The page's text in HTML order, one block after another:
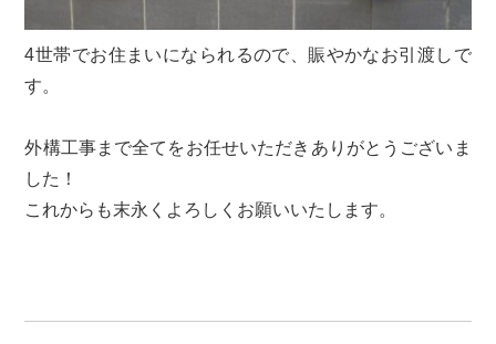
4世帯でお住まいになられるので、賑やかなお引渡しで
す。
外構工事まで全てをお任せいただきありがとうございま
した！
これからも末永くよろしくお願いいたします。